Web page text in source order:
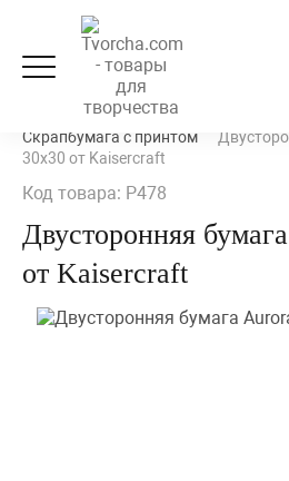
Скрапбукинг
Бумага для
Скрапбумага с принтом
30х30 от Kaisercraft
Код товара: P478
Двусторонняя
от Kaisercraft